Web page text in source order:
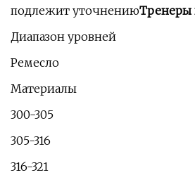
подлежит уточнениюТренеры
Диапазон уровней
Ремесло
Материалы
300-305
305-316
316-321